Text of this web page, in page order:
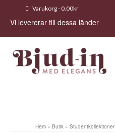
Varukorg- 0.00kr
Vi levererar till dessa länder
Hem » Butik » Studentkollektioner